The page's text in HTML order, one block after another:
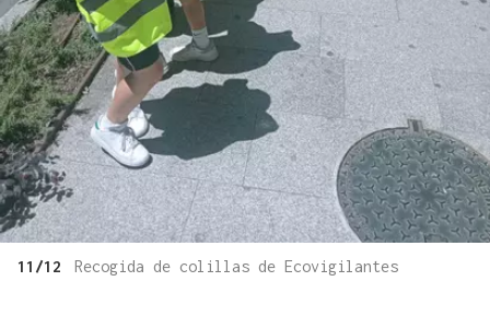
11/12 Recogida de colillas de Ecovigilantes